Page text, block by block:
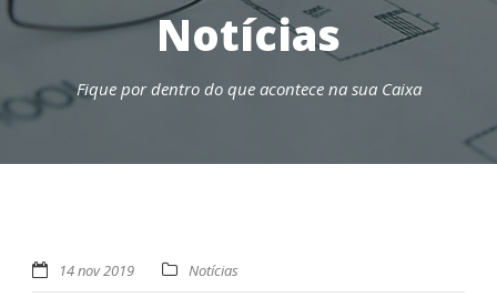
Notícias
Fique por dentro do que acontece na sua Caixa
14 nov 2019 Notícias